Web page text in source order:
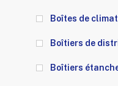
Boîtes de
Boîtiers de
Boîtiers